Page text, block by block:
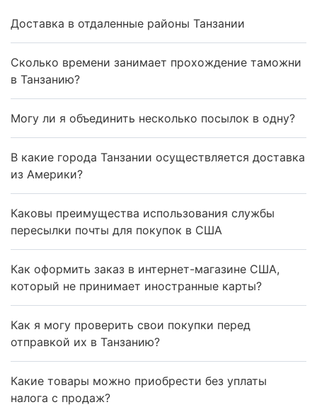
Доставка в отдаленные районы Танзании
Сколько времени занимает прохождение таможни
в Танзанию?
Могу ли я объединить несколько посылок в одну?
В какие города Танзании осуществляется доставка
из Америки?
Каковы преимущества использования службы
пересылки почты для покупок в США
Как оформить заказ в интернет-магазине США,
который не принимает иностранные карты?
Как я могу проверить свои покупки перед
отправкой их в Танзанию?
Какие товары можно приобрести без уплаты
налога с продаж?